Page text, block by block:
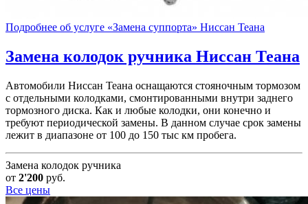
Подробнее об услуге «Замена суппорта» Ниссан Теана
Замена колодок ручника Ниссан Теана
Автомобили Ниссан Теана оснащаются стояночным тормозом
с отдельными колодками, смонтированными внутри заднего
тормозного диска. Как и любые колодки, они конечно и
требуют периодической замены. В данном случае срок замены
лежит в диапазоне от 100 до 150 тыс км пробега.
Замена колодок ручника
от 2'200 руб.
Все цены